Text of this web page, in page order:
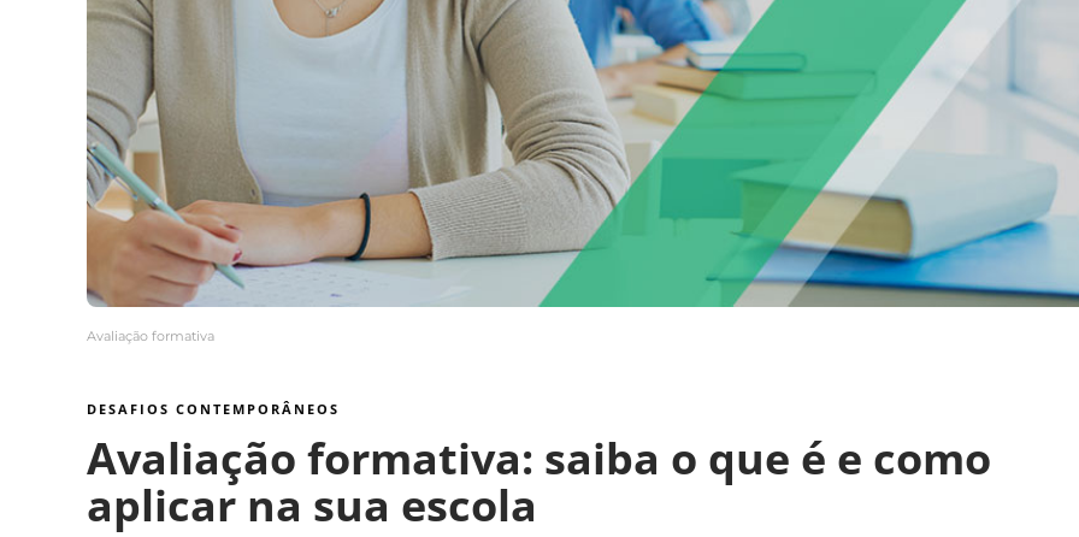
Avaliação formativa
DESAFIOS CONTEMPORÂNEOS
Avaliação formativa: saiba o que é e como
aplicar na sua escola